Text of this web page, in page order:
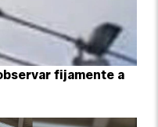
fijamente a